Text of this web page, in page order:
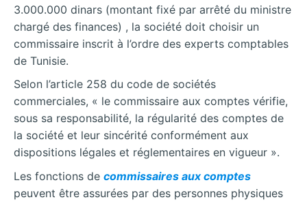
3.000.000 dinars (montant fixé par arrêté du ministre
chargé des finances) , la société doit choisir un
commissaire inscrit à l’ordre des experts comptables
de Tunisie.
Selon l’article 258 du code de sociétés
commerciales, « le commissaire aux comptes vérifie,
sous sa responsabilité, la régularité des comptes de
la société et leur sincérité conformément aux
dispositions légales et réglementaires en vigueur ».
Les fonctions de commissaires aux comptes
peuvent être assurées par des personnes physiques